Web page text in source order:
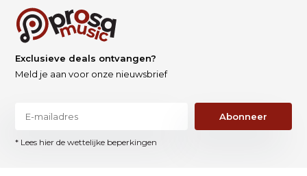
Exclusieve deals ontvangen?
Meld je aan voor onze nieuwsbrief
Abonneer
* Lees hier de wettelijke beperkingen